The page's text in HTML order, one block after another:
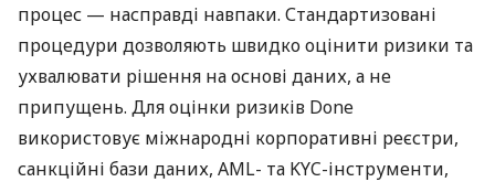
процес — насправді навпаки. Стандартизовані
процедури дозволяють швидко оцінити ризики та
ухвалювати рішення на основі даних, а не
припущень. Для оцінки ризиків Done
використовує міжнародні корпоративні реєстри,
санкційні бази даних, AML- та KYC-інструменти,